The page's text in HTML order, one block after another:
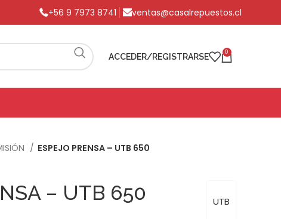
+56 9 7973 8741 ventas@casalrepuestos.cl
ACCEDER/REGISTRARSE 0
ESPEJO PRENSA – UTB 650
UTB
– UTB 650